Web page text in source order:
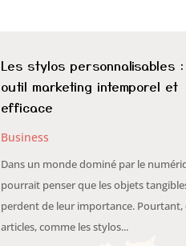
Les stylos personnalisables
outil marketing intemporel et
efficace
Business
Dans un monde dominé par le
pourrait penser que les objets
perdent de leur importance. Pourtant,
articles, comme les stylos...